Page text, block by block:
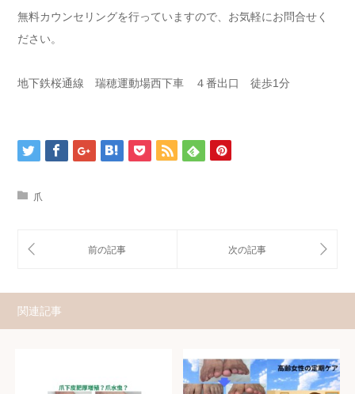
無料カウンセリングを行っていますので、お気軽にお問合せく
ださい。
地下鉄桜通線 瑞穂運動場西下車 ４番出口 徒歩1分
爪
関連記事